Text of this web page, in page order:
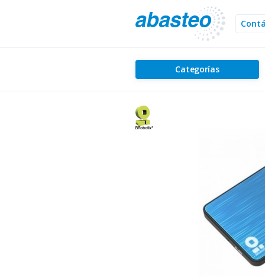
Categorías